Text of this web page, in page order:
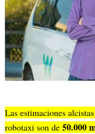
Las estimaciones
robotaxi son de 50.000